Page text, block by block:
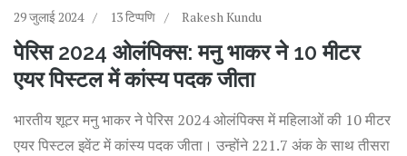
29 जुलाई 2024 13 टिप्पणि Rakesh Kundu
पेरिस 2024 ओलंपिक्स: मनु भाकर ने 10 मीटर
एयर पिस्टल में कांस्य पदक जीता
भारतीय शूटर मनु भाकर ने पेरिस 2024 ओलंपिक्स में महिलाओं की 10 मीटर
एयर पिस्टल इवेंट में कांस्य पदक जीता। उन्होंने 221.7 अंक के साथ तीसरा